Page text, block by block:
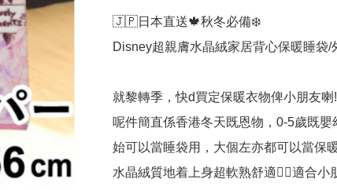
🇯🇵日本直送🍁秋冬必備❄️
Disney超親膚水晶絨家居背心保暖睡袋/
就黎轉季，快d買定保暖衣物俾小朋友喇
呢件簡直係香港冬天既恩物，0-5歲既嬰
始可以當睡袋用，大個左亦都可以當保
水晶絨質地着上身超軟熟舒適👍🏻適合小